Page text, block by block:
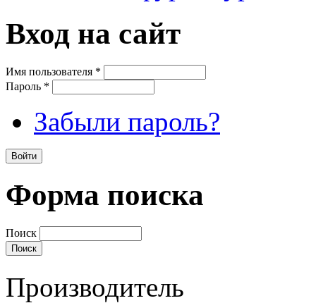
Вход на сайт
Имя пользователя *
Пароль *
Забыли пароль?
Форма поиска
Поиск
Производитель